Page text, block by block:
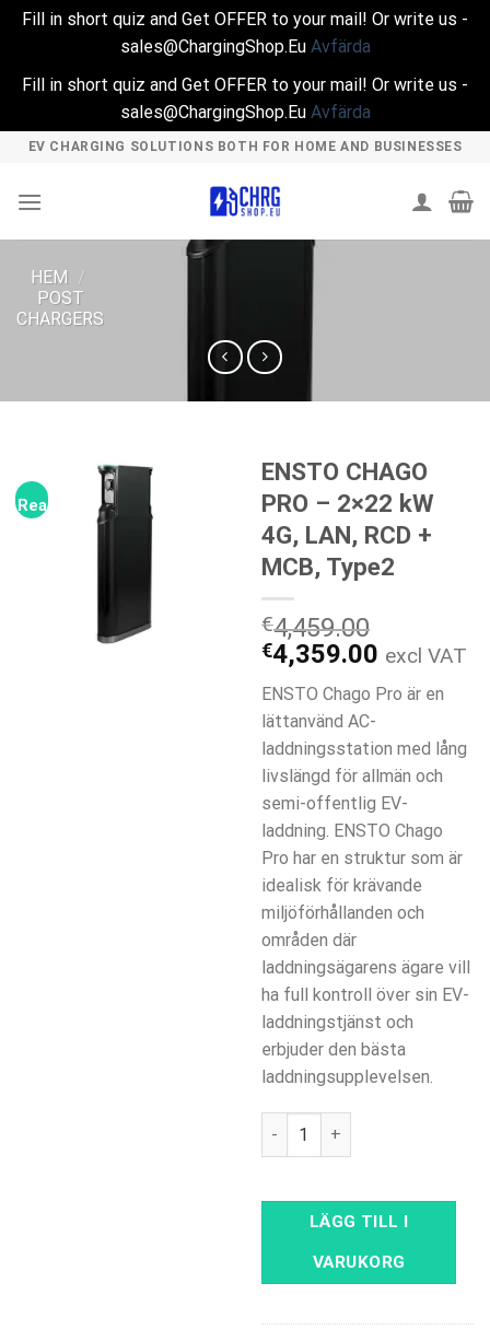
Fill in short quiz and Get OFFER to your mail! Or write us -
sales@ChargingShop.Eu Avfärda
Fill in short quiz and Get OFFER to your mail! Or write us -
sales@ChargingShop.Eu Avfärda
Skip
content
EV CHARGING SOLUTIONS BOTH FOR HOME AND BUSINESSES
HEM /
POST
CHARGERS
Rea!
ENSTO CHAGO
PRO – 2×22 kW
4G, LAN, RCD +
MCB, Type2
€4,459.00
Det
ursprungliga
priset
var:
€4,459.00.
€4,359.00 Det
priset
excl VAT
ENSTO Chago Pro är en
lättanvänd AC-
laddningsstation med lång
livslängd för allmän och
semi-offentlig EV-
laddning. ENSTO Chago
Pro har en struktur som är
idealisk för krävande
miljöförhållanden och
områden där
laddningsägarens ägare vill
ha full kontroll över sin EV-
laddningstjänst och
erbjuder den bästa
laddningsupplevelsen.
ENSTO CHAGO PRO - 2×22
LÄGG TILL I
VARUKORG